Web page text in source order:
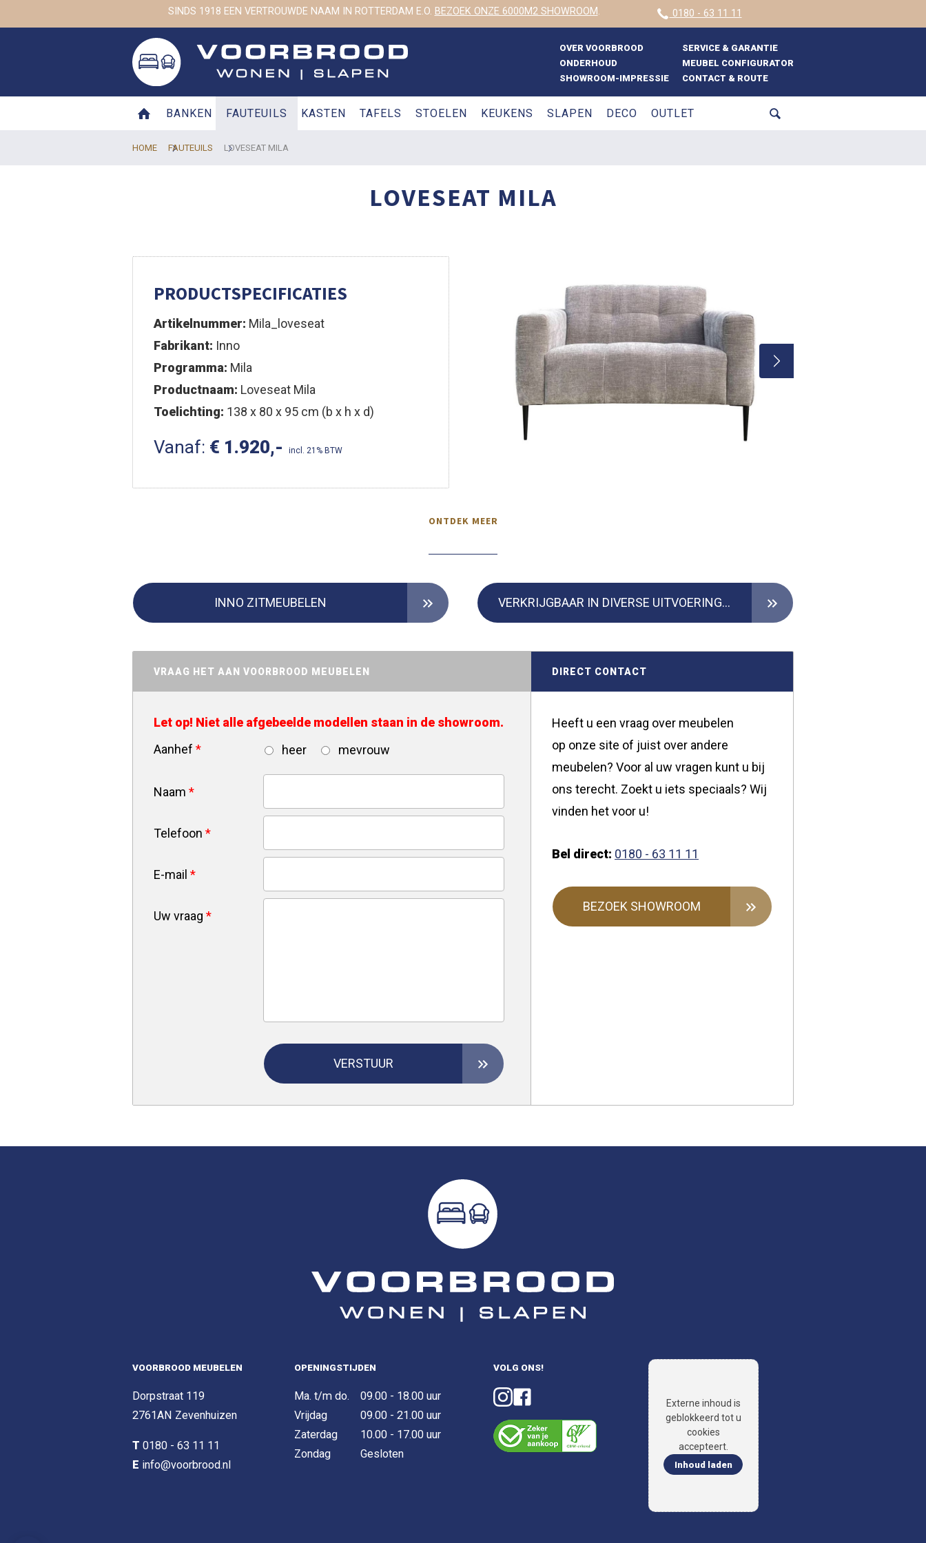
SINDS 1918 EEN VERTROUWDE NAAM IN ROTTERDAM E.O. BEZOEK ONZE 6000M2 SHOWROOM. 0180 - 63 11 11
OVER VOORBROOD
SERVICE & GARANTIE
ONDERHOUD
MEUBEL CONFIGURATOR
SHOWROOM-IMPRESSIE
CONTACT & ROUTE
BANKEN FAUTEUILS KASTEN TAFELS STOELEN KEUKENS SLAPEN DECO OUTLET
HOME FAUTEUILS LOVESEAT MILA
LOVESEAT MILA
PRODUCTSPECIFICATIES
Artikelnummer: Mila_loveseat
Fabrikant: Inno
Programma: Mila
Productnaam: Loveseat Mila
Toelichting: 138 x 80 x 95 cm (b x h x d)
Vanaf: € 1.920,- incl. 21% BTW
ONTDEK MEER
INNO ZITMEUBELEN VERKRIJGBAAR IN DIVERSE UITVOERINGEN
VRAAG HET AAN VOORBROOD MEUBELEN
Let op! Niet alle afgebeelde modellen staan in de showroom.
Aanhef * heer mevrouw
Naam *
Telefoon *
E-mail *
Uw vraag *
VERSTUUR
DIRECT CONTACT
Heeft u een vraag over meubelen
op onze site of juist over andere
meubelen? Voor al uw vragen kunt u bij
ons terecht. Zoekt u iets speciaals? Wij
vinden het voor u!
Bel direct: 0180 - 63 11 11
BEZOEK SHOWROOM
VOORBROOD MEUBELEN
Dorpstraat 119
2761AN Zevenhuizen
T 0180 - 63 11 11
E info@voorbrood.nl
OPENINGSTIJDEN
Ma. t/m do.
09.00 - 18.00 uur
Vrijdag
09.00 - 21.00 uur
Zaterdag
10.00 - 17.00 uur
Zondag
Gesloten
VOLG ONS!
Externe inhoud is
geblokkeerd tot u
cookies
accepteert.
Inhoud laden